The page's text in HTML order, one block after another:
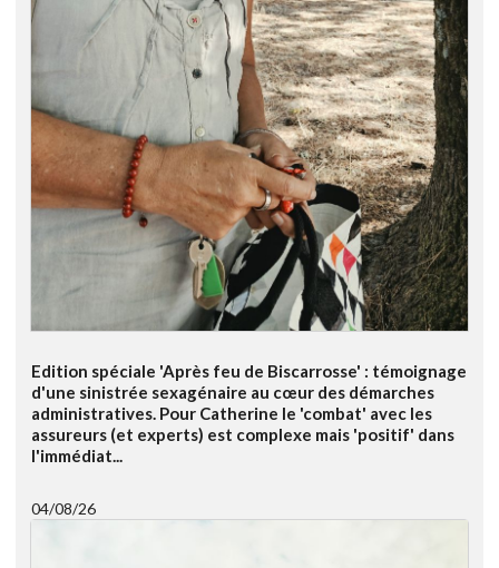
Edition spéciale 'Après feu de Biscarrosse' : témoignage
d'une sinistrée sexagénaire au cœur des démarches
administratives. Pour Catherine le 'combat' avec les
assureurs (et experts) est complexe mais 'positif' dans
l'immédiat...
04/08/26